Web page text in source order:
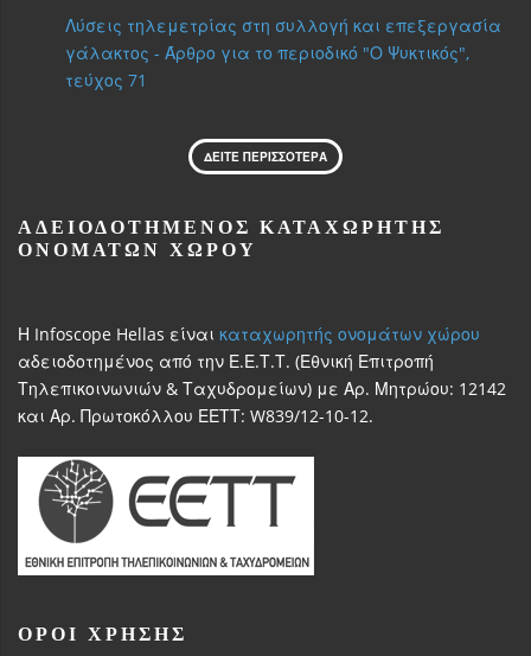
Λύσεις τηλεμετρίας στη συλλογή και επεξεργασία
γάλακτος - Άρθρο για το περιοδικό "Ο Ψυκτικός",
τεύχος 71
ΔΕΙΤΕ ΠΕΡΙΣΣΟΤΕΡΑ
ΑΔΕΙΟΔΟΤΗΜΈΝΟΣ ΚΑΤΑΧΩΡΗΤΉΣ
ΟΝΟΜΆΤΩΝ ΧΏΡΟΥ
Η Infoscope Hellas είναι καταχωρητής ονομάτων χώρου
αδειοδοτημένος από την Ε.Ε.Τ.Τ. (Εθνική Επιτροπή
Τηλεπικοινωνιών & Ταχυδρομείων) με Αρ. Μητρώου: 12142
και Αρ. Πρωτοκόλλου ΕΕΤΤ: W839/12-10-12.
ΌΡΟΙ ΧΡΗΣΗΣ